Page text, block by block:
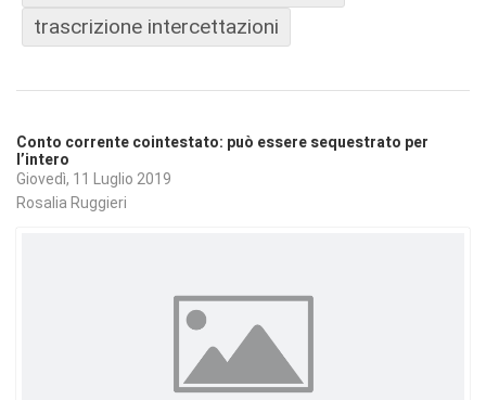
trascrizione intercettazioni
Conto corrente cointestato: può essere sequestrato per
l’intero
Giovedì, 11 Luglio 2019
Rosalia Ruggieri